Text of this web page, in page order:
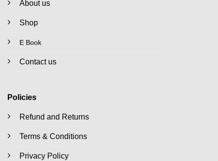
About us
Shop
E Book
Contact us
Policies
Refund and Returns
Terms & Conditions
Privacy Policy